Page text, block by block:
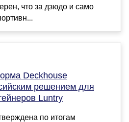
что за дзюдо и само
Deckhouse
решением для
Luntry
по итогам